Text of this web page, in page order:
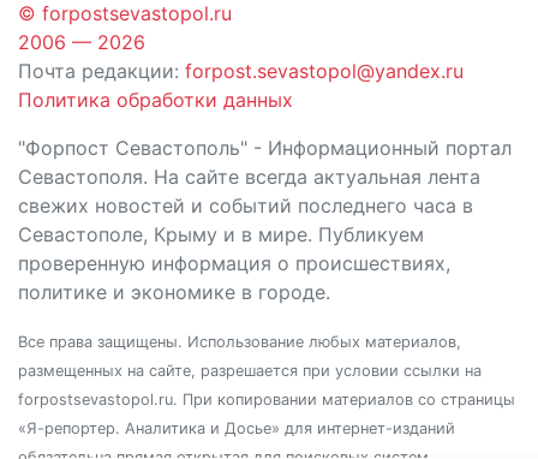
© forpostsevastopol.ru
2006 — 2026
Почта редакции: forpost.sevastopol@yandex.ru
Политика обработки данных
"Форпост Севастополь" - Информационный портал
Севастополя. На сайте всегда актуальная лента
свежих новостей и событий последнего часа в
Севастополе, Крыму и в мире. Публикуем
проверенную информация о происшествиях,
политике и экономике в городе.
Все права защищены. Использование любых материалов,
размещенных на сайте, разрешается при условии ссылки на
forpostsevastopol.ru. При копировании материалов со страницы
«Я-репортер. Аналитика и Досье» для интернет-изданий